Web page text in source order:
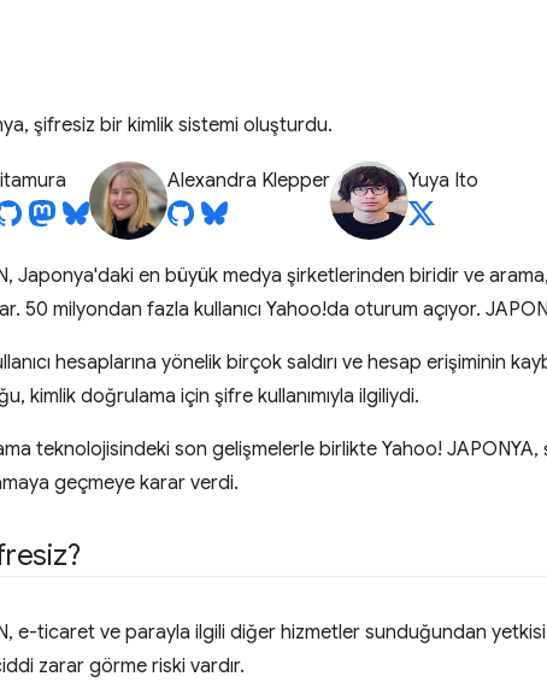
şifresiz bir kimlik sistemi oluşturdu.
Alexandra Klepper Yuya Ito
Japonya'daki en büyük medya şirketlerinden biridir ve
50 milyondan fazla kullanıcı Yahoo!da oturum açıyor.
hesaplarına yönelik birçok saldırı ve hesap erişiminin
kimlik doğrulama için şifre kullanımıyla ilgiliydi.
teknolojisindeki son gelişmelerle birlikte Yahoo!
geçmeye karar verdi.
e-ticaret ve parayla ilgili diğer hizmetler sunduğundan
zarar görme riski vardır.